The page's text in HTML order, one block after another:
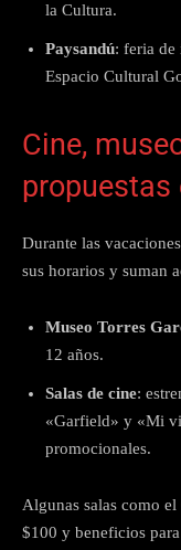
la Cultura.
Paysandú: feria de
Espacio Cultural
Cine,
propuestas
Durante las
sus horarios y suman
Museo Torres
12 años.
Salas de cine:
«Garfield» y «Mi
promocionales.
Algunas salas como
$100 y beneficios